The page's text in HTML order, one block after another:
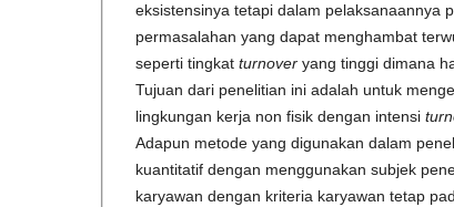
eksistensinya tetapi dalam pelaksanaannya
permasalahan yang dapat menghambat
seperti tingkat turnover yang tinggi dimana
Tujuan dari penelitian ini adalah untuk
lingkungan kerja non fisik dengan intensi
Adapun metode yang digunakan dalam
kuantitatif dengan menggunakan subjek
karyawan dengan kriteria karyawan tetap